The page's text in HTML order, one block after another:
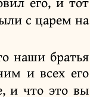
с царем на
наши братья
и всех его
и что это вы